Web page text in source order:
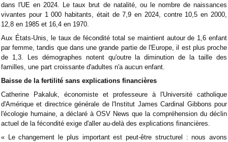
dans l'UE en 2024. Le taux brut de natalité, ou le nombre de naissances
vivantes pour 1 000 habitants, était de 7,9 en 2024, contre 10,5 en 2000,
12,8 en 1985 et 16,4 en 1970.
Aux États-Unis, le taux de fécondité total se maintient autour de 1,6 enfant
par femme, tandis que dans une grande partie de l'Europe, il est plus proche
de 1,3. Les démographes notent qu'outre la diminution de la taille des
familles, une part croissante d'adultes n'a aucun enfant.
Baisse de la fertilité sans explications financières
Catherine Pakaluk, économiste et professeure à l'Université catholique
d'Amérique et directrice générale de l'Institut James Cardinal Gibbons pour
l'écologie humaine, a déclaré à OSV News que la compréhension du déclin
actuel de la fécondité exige d'aller au-delà des explications financières.
« Le changement le plus important est peut-être structurel : nous avons